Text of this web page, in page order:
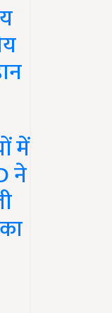
में
ने